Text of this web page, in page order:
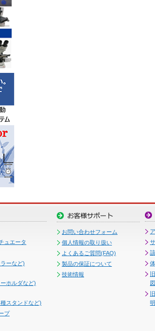
ュエータ
ーなど)
ホルダなど)
スタンドなど)
プ
お問い合わせフォーム
個人情報の取り扱い
よくあるご質問(FAQ)
製品の保証について
技術情報